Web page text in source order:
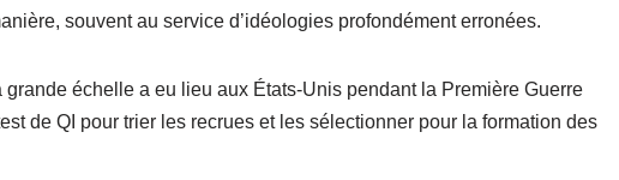
souvent au service d’idéologies profondément erronées.
échelle a eu lieu aux États-Unis pendant la Première Guerre
de QI pour trier les recrues et les sélectionner pour la formation des